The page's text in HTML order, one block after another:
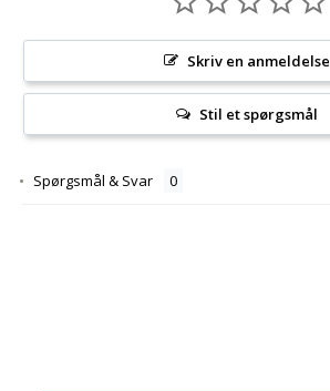
Skriv en anmeldelse
Stil et spørgsmål
Spørgsmål & Svar